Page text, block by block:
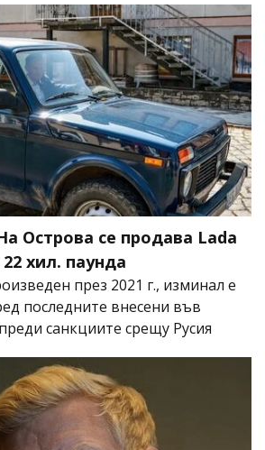
Острова се продава Lada
хил. паунда
през 2021 г., изминал е
последните внесени във
санкциите срещу Русия